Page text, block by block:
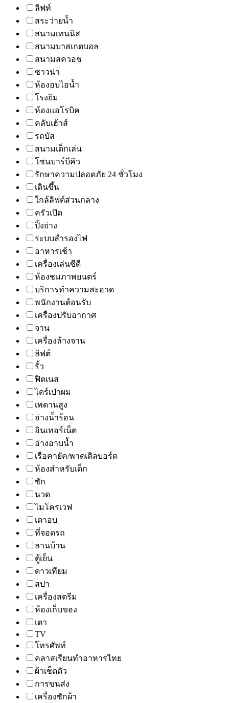
ลิฟท์
สระว่ายน้ำ
สนามเทนนิส
สนามบาสเกตบอล
สนามสควอช
ซาวน่า
ห้องอบไอน้ำ
โรงยิม
ห้องแอโรบิค
คลับเฮ้าส์
รถบัส
สนามเด็กเล่น
โซนบาร์บีคิว
รักษาความปลอดภัย 24 ชั่วโมง
เดินขึ้น
ใกล้ลิฟต์ส่วนกลาง
ครัวเปิด
ปิ้งย่าง
ระบบสำรองไฟ
อาหารเช้า
เครื่องเล่นซีดี
ห้องชมภาพยนตร์
บริการทำความสะอาด
พนักงานต้อนรับ
เครื่องปรับอากาศ
จาน
เครื่องล้างจาน
ลิฟต์
รั้ว
ฟิตเนส
ไดร์เป่าผม
เพดานสูง
อ่างน้ำร้อน
อินเทอร์เน็ต
อ่างอาบน้ำ
เรือคายัค/พาดเดิลบอร์ด
ห้องสำหรับเด็ก
ซัก
นวด
ไมโครเวฟ
เตาอบ
ที่จอดรถ
ลานบ้าน
ตู้เย็น
ดาวเทียม
สปา
เครื่องสตรีม
ห้องเก็บของ
เตา
TV
โทรศัพท์
คลาสเรียนทำอาหารไทย
ผ้าเช็ดตัว
การขนส่ง
เครื่องซักผ้า